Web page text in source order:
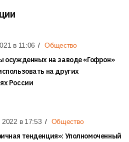
в 11:06 Общество
осужденных на заводе «Гофрон»
на других
России
2022 в 17:53 Общество
тенденция»: Уполномоченный